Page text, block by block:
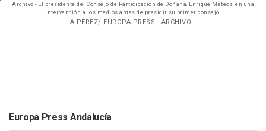
Archivo - El presidente del Consejo de Participación de Doñana, Enrique Mateos, en una
intervención a los medios antes de presidir su primer consejo.
- A PÉREZ/ EUROPA PRESS - ARCHIVO
Europa Press Andalucía